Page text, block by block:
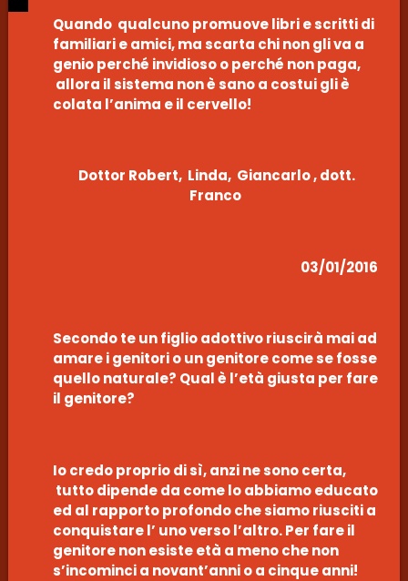
Quando qualcuno promuove libri e scritti di
familiari e amici, ma scarta chi non gli va a
genio perché invidioso o perché non paga,
allora il sistema non è sano a costui gli è
colata l’anima e il cervello!
Dottor Robert, Linda, Giancarlo , dott.
Franco
03/01/2016
Secondo te un figlio adottivo riuscirà mai ad
amare i genitori o un genitore come se fosse
quello naturale? Qual è l’età giusta per fare
il genitore?
Io credo proprio di sì, anzi ne sono certa,
tutto dipende da come lo abbiamo educato
ed al rapporto profondo che siamo riusciti a
conquistare l’ uno verso l’altro. Per fare il
genitore non esiste età a meno che non
s’incominci a novant’anni o a cinque anni!